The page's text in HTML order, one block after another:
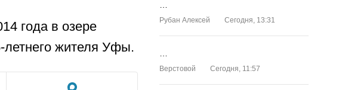
года в озере
жителя Уфы.
Рубан Алексей Сегодня, 13:31
Верстовой Сегодня, 11:57